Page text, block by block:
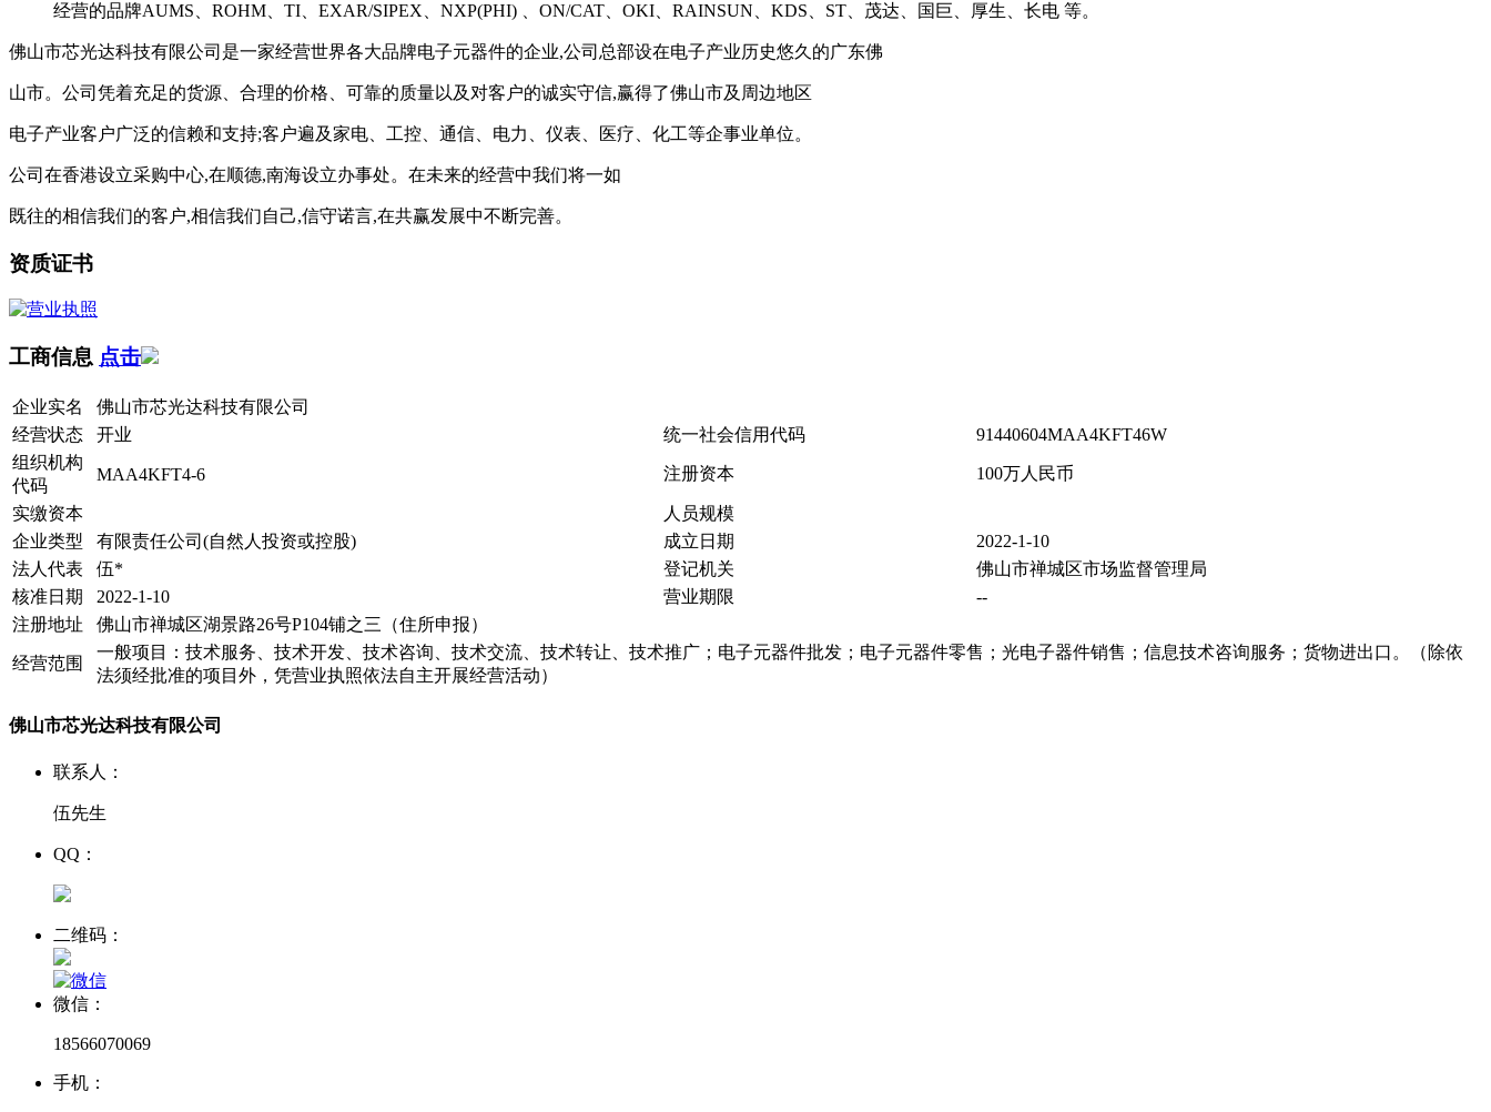
经营的品牌AUMS、ROHM、TI、EXAR/SIPEX、NXP(PHI) 、ON/CAT、OKI、RAINSUN、KDS、ST、茂达、国巨、厚生、长电 等。
佛山市芯光达科技有限公司是一家经营世界各大品牌电子元器件的企业,公司总部设在电子产业历史悠久的广东佛
山市。公司凭着充足的货源、合理的价格、可靠的质量以及对客户的诚实守信,赢得了佛山市及周边地区
电子产业客户广泛的信赖和支持;客户遍及家电、工控、通信、电力、仪表、医疗、化工等企事业单位。
公司在香港设立采购中心,在顺德,南海设立办事处。在未来的经营中我们将一如
既往的相信我们的客户,相信我们自己,信守诺言,在共赢发展中不断完善。
资质证书
工商信息 点击
企业实名
佛山市芯光达科技有限公司
经营状态
开业 统一社会信用代码
91440604MAA4KFT46W
组织机构
代码
MAA4KFT4-6 注册资本 100万人民币
实缴资本
人员规模
企业类型
有限责任公司(自然人投资或控股) 成立日期
2022-1-10
法人代表
伍* 登记机关
佛山市禅城区市场监督管理局
核准日期
2022-1-10 营业期限
--
注册地址
佛山市禅城区湖景路26号P104铺之三（住所申报）
经营范围
一般项目：技术服务、技术开发、技术咨询、技术交流、技术转让、技术推广；电子元器件批发；电子元器件零售；光电子器件销售；信息技术咨询服务；货物进出口。（除依
法须经批准的项目外，凭营业执照依法自主开展经营活动）
佛山市芯光达科技有限公司
联系人：
伍先生
QQ：
二维码：
微信：
18566070069
手机：